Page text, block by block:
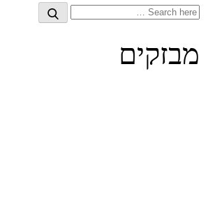
Search
Search
מבזקים